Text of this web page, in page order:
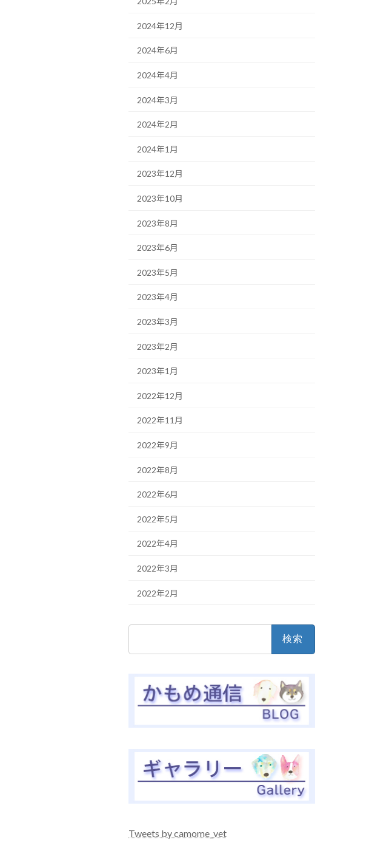
2024年12月
2024年6月
2024年4月
2024年3月
2024年2月
2024年1月
2023年12月
2023年10月
2023年8月
2023年6月
2023年5月
2023年4月
2023年3月
2023年2月
2023年1月
2022年12月
2022年11月
2022年9月
2022年8月
2022年6月
2022年5月
2022年4月
2022年3月
2022年2月
Tweets by camome_vet